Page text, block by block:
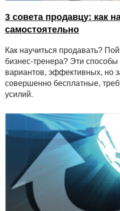
3 совета продавцу: как
самостоятельно
Как научиться продавать?
бизнес-тренера? Эти
вариантов, эффективных, но
совершенно бесплатные,
усилий.